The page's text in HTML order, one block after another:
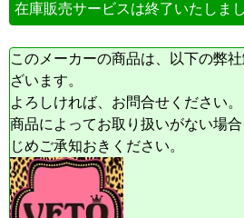
在庫販売サービスは終了いたしま
このメーカーの商品は、以下の弊
ざいます。
よろしければ、お問合せください。
商品によってお取り扱いがない場
じめご承知おきください。